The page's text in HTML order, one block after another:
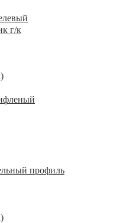
г/к
профиль